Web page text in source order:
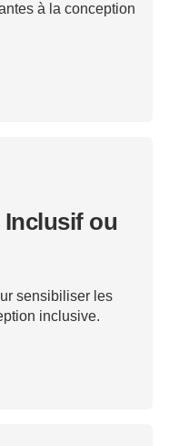
à la conception
Inclusif ou
sensibiliser les
inclusive.